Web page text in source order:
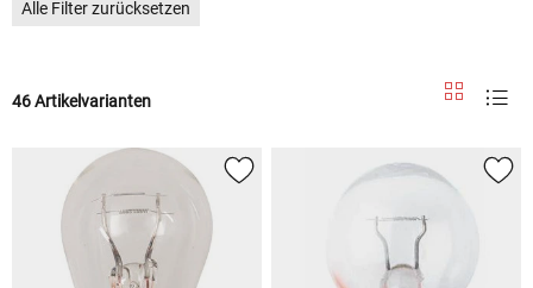
Alle Filter zurücksetzen
46 Artikelvarianten